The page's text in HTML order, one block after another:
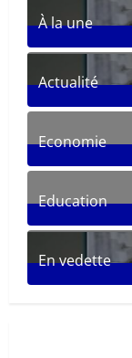
À la une
Actualité
Economie
Education
En vedette